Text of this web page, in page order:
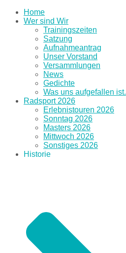
Home
Wer sind Wir
Trainingszeiten
Satzung
Aufnahmeantrag
Unser Vorstand
Versammlungen
News
Gedichte
Was uns aufgefallen ist.
Radsport 2026
Erlebnistouren 2026
Sonntag 2026
Masters 2026
Mittwoch 2026
Sonstiges 2026
Historie